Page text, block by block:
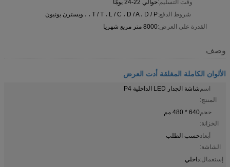
وقت التسليم:حوالي 22-24 يومًا
شروط الدفع:T / T ، L / C ، D / A ، D / P ، ، ويسترن يونيون
القدرة على العرض:8000 متر مربع شهريا
وصف
الألوان الكاملة المغلقة أدت العرض
اسم
المنتج:
شاشة الجدار LED الداخلية P4
حجم
الخزانة:
640 * 480 مم
أبعاد
الشاشة:
حسب الطلب
إستعمال:داخلي